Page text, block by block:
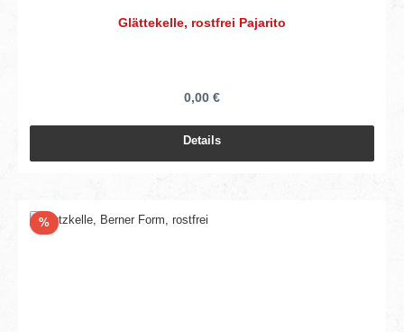
Glättekelle, rostfrei Pajarito
0,00 €
Details
%Rabatt